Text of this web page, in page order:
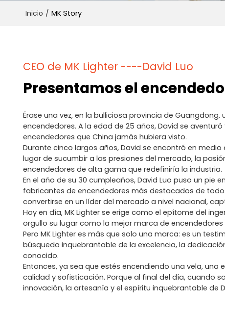
Inicio / MK Story
CEO de MK Lighter ----David Luo
Presentamos el
Érase una vez, en la bulliciosa provincia de
encendedores. A la edad de 25 años, David se
encendedores que China jamás hubiera visto.
Durante cinco largos años, David se encontró en
lugar de sucumbir a las presiones del mercado, la
encendedores de alta gama que redefiniría la industria.
En el año de su 30 cumpleaños, David Luo puso un pie
fabricantes de encendedores más destacados de todo
convertirse en un líder del mercado a nivel nacional,
Hoy en día, MK Lighter se erige como el epítome del
orgullo su lugar como la mejor marca de encendedores
Pero MK Lighter es más que solo una marca: es un
búsqueda inquebrantable de la excelencia, la
conocido.
Entonces, ya sea que estés encendiendo una vela,
calidad y sofisticación. Porque al final del día, cuando
innovación, la artesanía y el espíritu inquebrantable de